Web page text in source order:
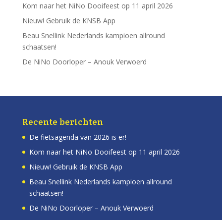
Kom naar het NiNo Dooifeest op 11 april 2026
Nieuw! Gebruik de KNSB App
Beau Snellink Nederlands kampioen allround
schaatsen!
De NiNo Doorloper – Anouk Verwoerd
Recente berichten
De fietsagenda van 2026 is er!
Kom naar het NiNo Dooifeest op 11 april 2026
Nieuw! Gebruik de KNSB App
Beau Snellink Nederlands kampioen allround
schaatsen!
De NiNo Doorloper – Anouk Verwoerd